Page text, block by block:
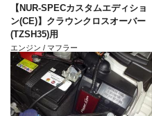
【NUR-SPECカスタムエディショ
ン(CE)】クラウンクロスオーバー
(TZSH35)用
エンジン / マフラー